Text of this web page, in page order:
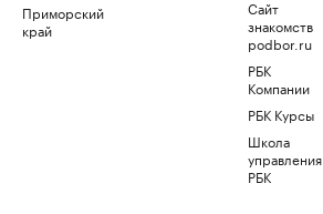
Приморский
край
Сайт
знакомств
podbor.ru
РБК
Компании
РБК Курсы
Школа
управления
РБК